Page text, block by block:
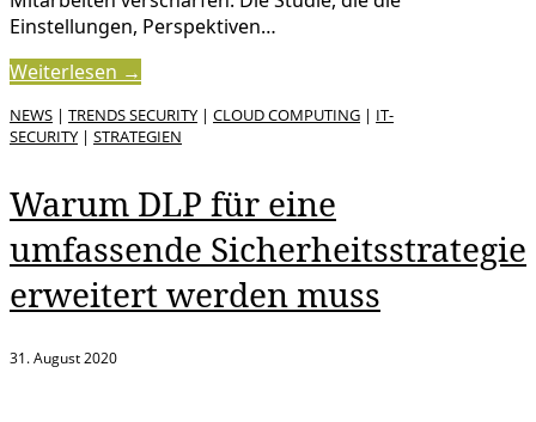
Einstellungen, Perspektiven…
Weiterlesen →
NEWS | TRENDS SECURITY | CLOUD COMPUTING | IT-
SECURITY | STRATEGIEN
Warum DLP für eine
umfassende Sicherheitsstrategie
erweitert werden muss
31. August 2020